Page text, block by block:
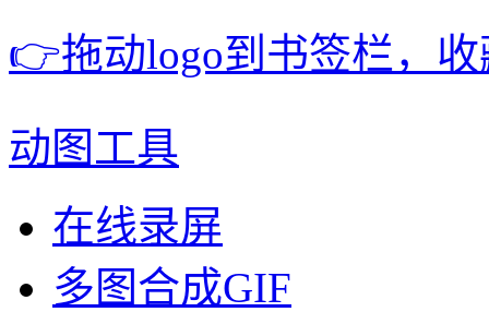
👉拖动logo到书签栏，
动图工具
在线录屏
多图合成GIF